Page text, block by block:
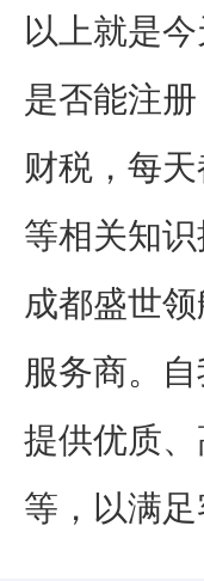
以上就是
是否能注
财税，每
等相关知识
成都盛世
服务商。
提供优质
等，以满